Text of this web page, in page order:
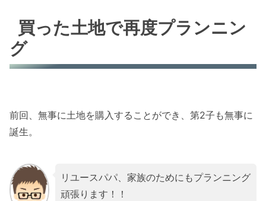
買った土地で再度プランニン
グ
前回、無事に土地を購入することができ、第2子も無事に
誕生。
リユースパパ、家族のためにもプランニング
頑張ります！！